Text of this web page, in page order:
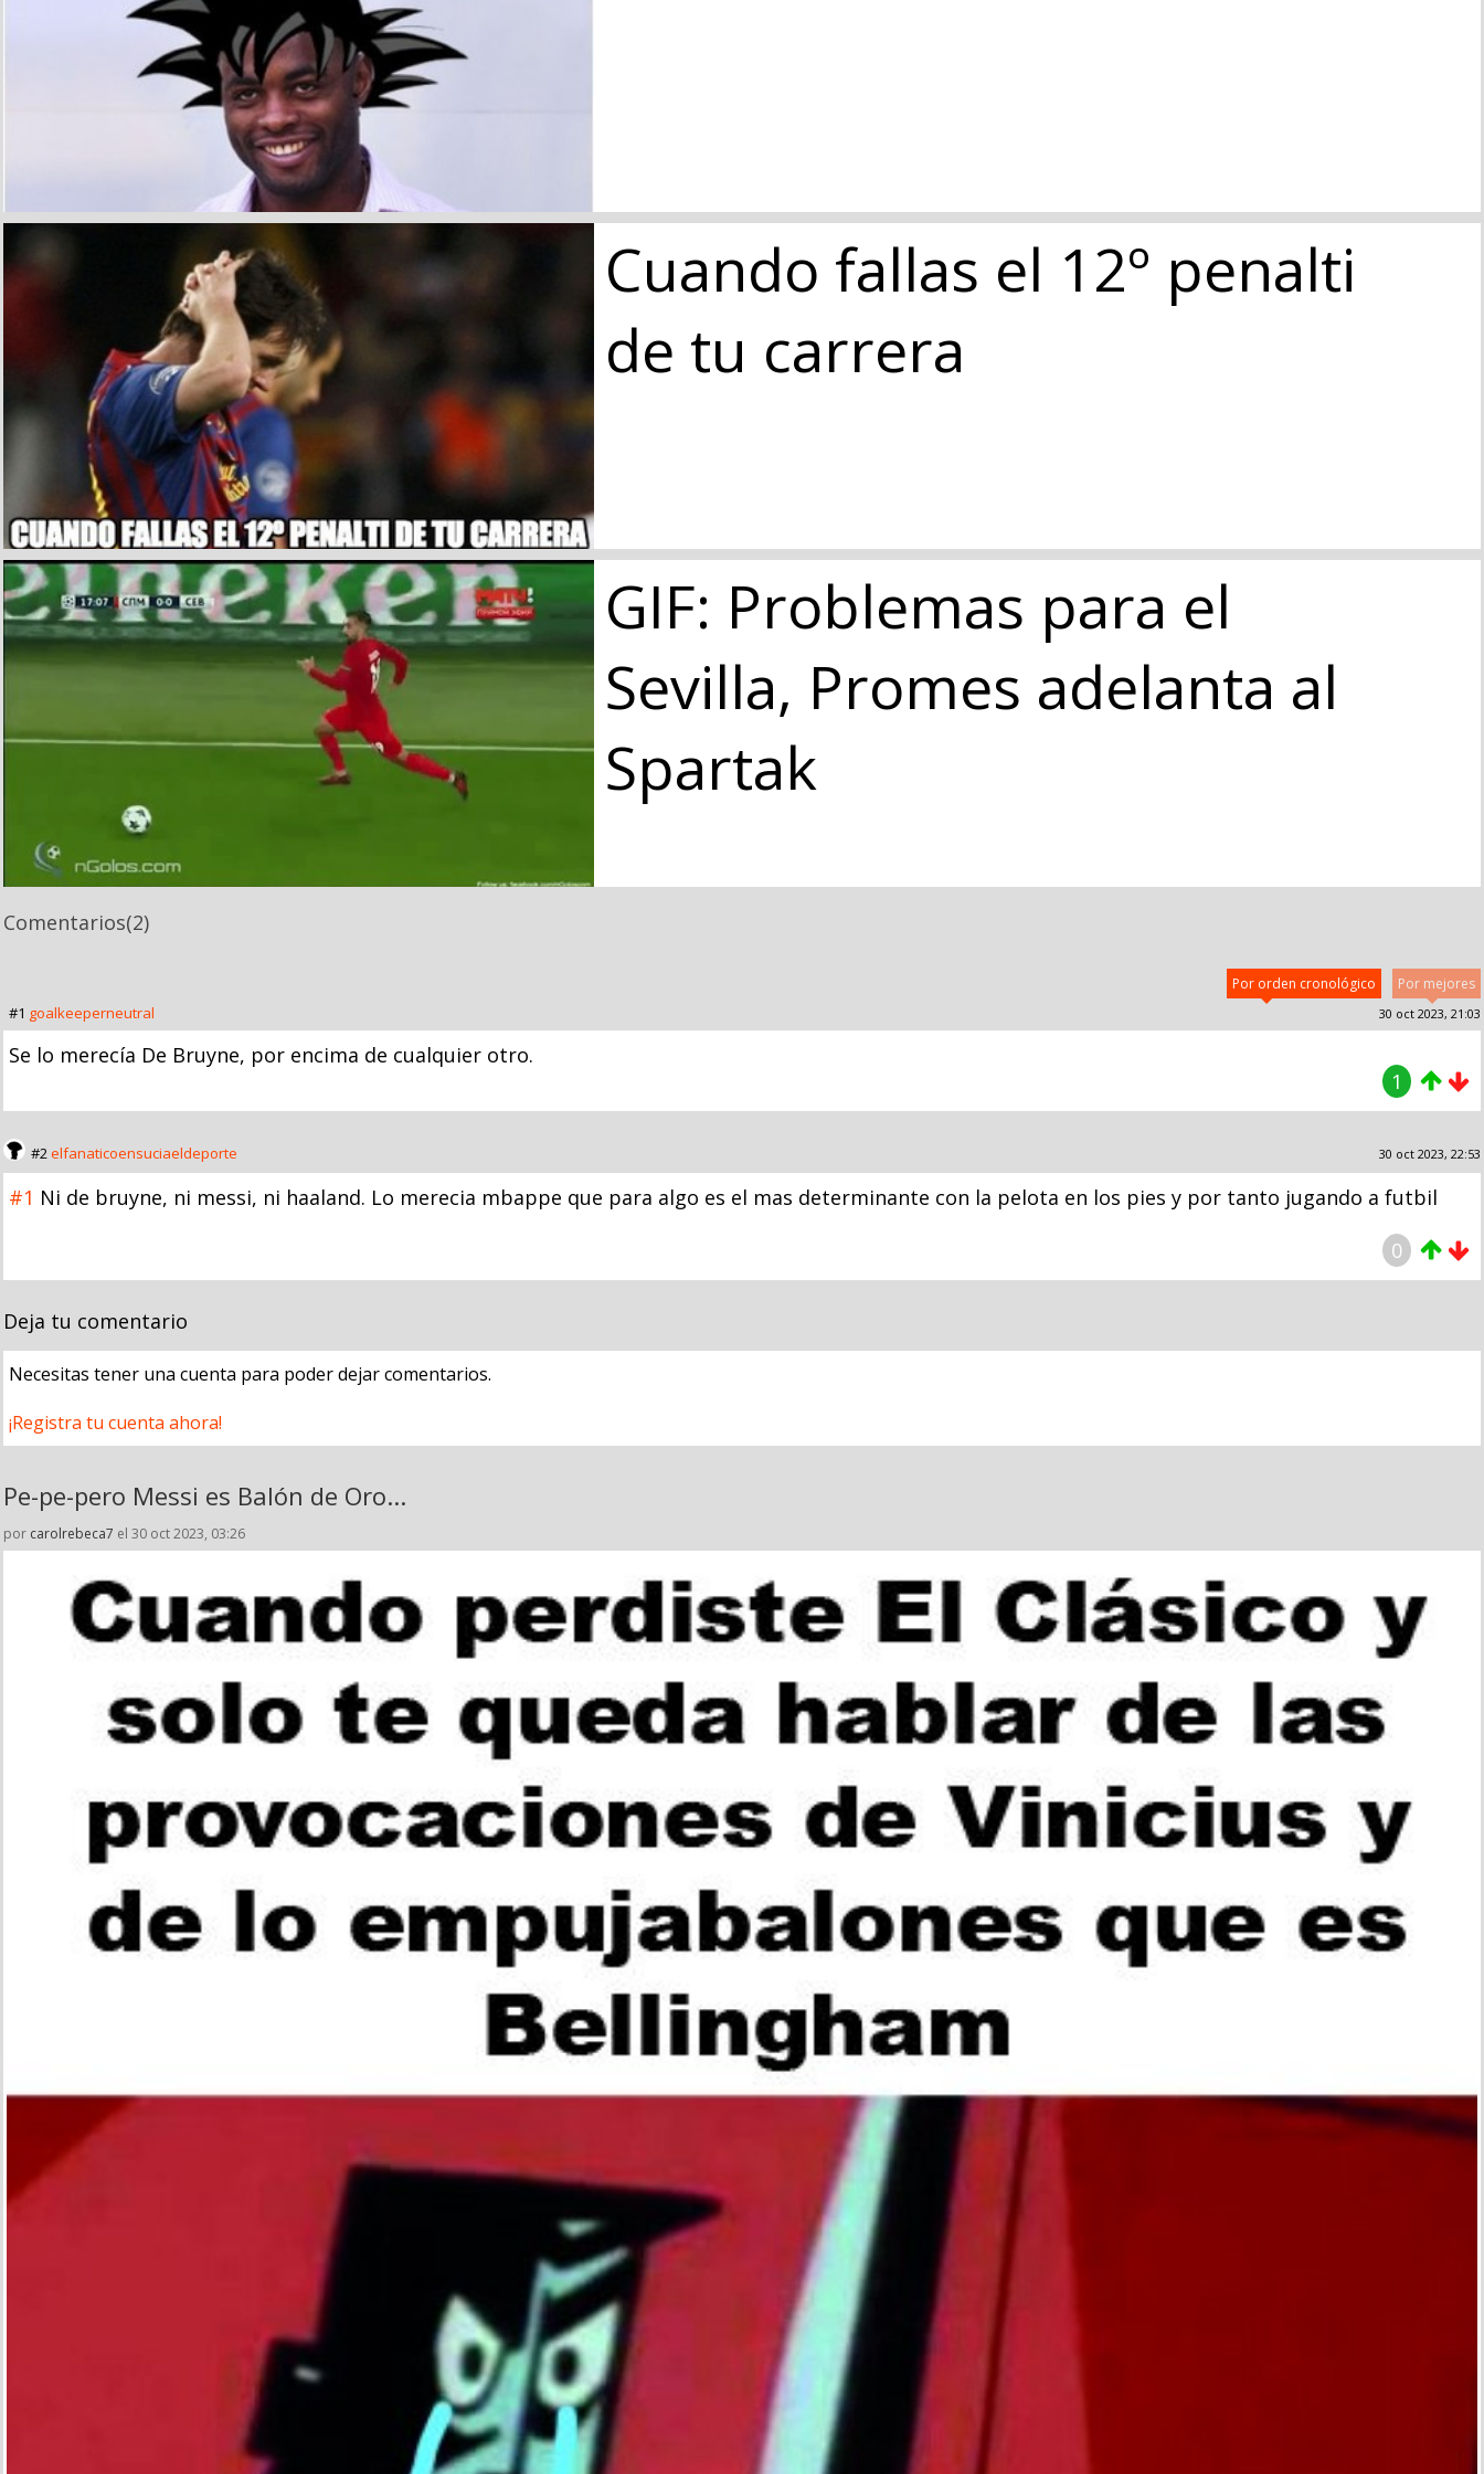
Cuando fallas el 12º penalti
de tu carrera
GIF: Problemas para el
Sevilla, Promes adelanta al
Spartak
Comentarios(2)
Por mejores
Por orden cronológico
#1 goalkeeperneutral 30 oct 2023, 21:03
Se lo merecía De Bruyne, por encima de cualquier otro.
1
#2elfanaticoensuciaeldeporte 30 oct 2023, 22:53
#1 Ni de bruyne, ni messi, ni haaland. Lo merecia mbappe que para algo es el mas determinante con la pelota en los pies y por tanto jugando a futbil
0
Deja tu comentario
Necesitas tener una cuenta para poder dejar comentarios.
¡Registra tu cuenta ahora!
Pe-pe-pero Messi es Balón de Oro...
por carolrebeca7 el 30 oct 2023, 03:26